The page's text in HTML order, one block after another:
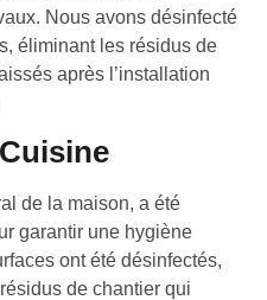
Nous avons désinfecté
éliminant les résidus de
après l’installation
de la maison, a été
garantir une hygiène
ont été désinfectés,
de chantier qui